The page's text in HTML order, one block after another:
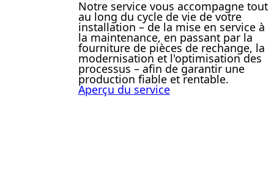
Notre service vous accompagne tout
au long du cycle de vie de votre
installation – de la mise en service à
la maintenance, en passant par la
fourniture de pièces de rechange, la
modernisation et l'optimisation des
processus – afin de garantir une
production fiable et rentable.
Aperçu du service